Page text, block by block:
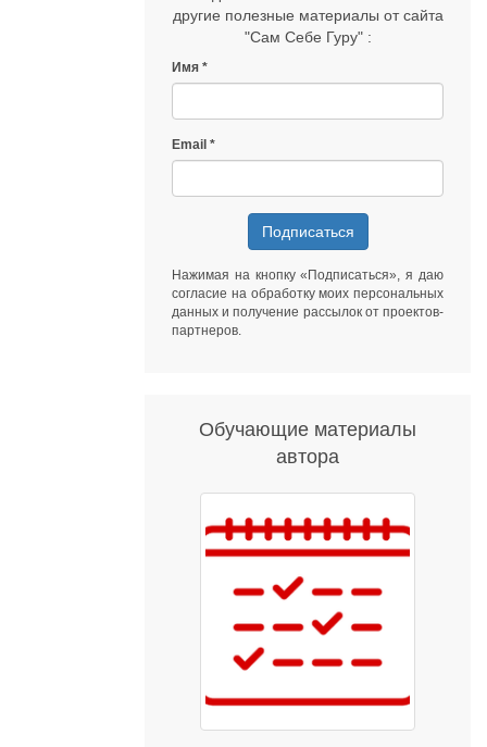
другие полезные материалы от сайта
"Сам Себе Гуру" :
Имя
Email
Подписаться
Нажимая на кнопку «Подписаться», я даю
согласие на обработку моих персональных
данных и получение рассылок от проектов-
партнеров.
Обучающие материалы
автора